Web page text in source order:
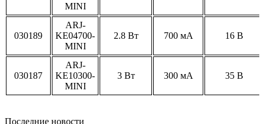
MINI
030189
ARJ-
KE04700-
MINI
2.8 Вт 700 мА 16 В
030187
ARJ-
KE10300-
MINI
3 Вт 300 мА 35 В
Последние новости